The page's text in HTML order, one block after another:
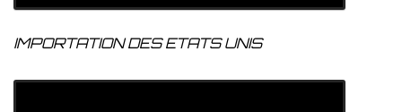
IMPORTATION DES ETATS UNIS